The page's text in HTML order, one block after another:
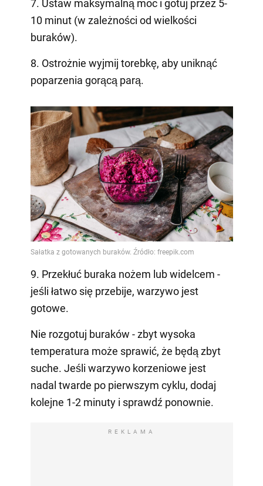
7. Ustaw maksymalną moc i gotuj przez 5-
10 minut (w zależności od wielkości
buraków).
8. Ostrożnie wyjmij torebkę, aby uniknąć
poparzenia gorącą parą.
9. Przekłuć buraka nożem lub widelcem -
jeśli łatwo się przebije, warzywo jest
gotowe.
Nie rozgotuj buraków - zbyt wysoka
temperatura może sprawić, że będą zbyt
suche. Jeśli warzywo korzeniowe jest
nadal twarde po pierwszym cyklu, dodaj
kolejne 1-2 minuty i sprawdź ponownie.
REKLAMA